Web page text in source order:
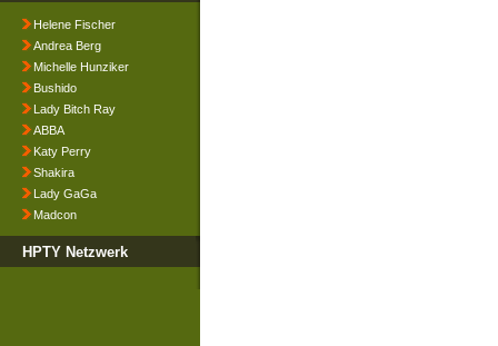
Helene Fischer
Andrea Berg
Michelle Hunziker
Bushido
Lady Bitch Ray
ABBA
Katy Perry
Shakira
Lady GaGa
Madcon
HPTY Netzwerk